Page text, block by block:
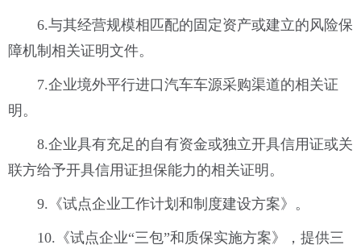
6.与其经营规模相匹配的固定资产或建立的风险保
障机制相关证明文件。
7.企业境外平行进口汽车车源采购渠道的相关证
明。
8.企业具有充足的自有资金或独立开具信用证或关
联方给予开具信用证担保能力的相关证明。
9.《试点企业工作计划和制度建设方案》。
10.《试点企业“三包”和质保实施方案》，提供三